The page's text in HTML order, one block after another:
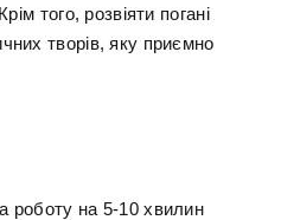
того, розвіяти погані
творів, яку приємно
роботу на 5-10 хвилин